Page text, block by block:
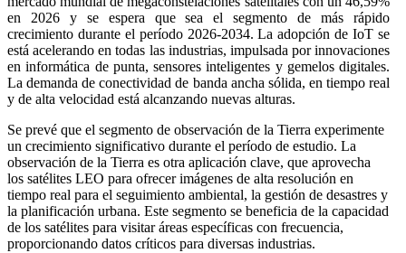
en 2026 y se espera que sea el segmento de más rápido
crecimiento durante el período 2026-2034. La adopción de IoT se
está acelerando en todas las industrias, impulsada por innovaciones
en informática de punta, sensores inteligentes y gemelos digitales.
La demanda de conectividad de banda ancha sólida, en tiempo real
y de alta velocidad está alcanzando nuevas alturas.
Se prevé que el segmento de observación de la Tierra experimente
un crecimiento significativo durante el período de estudio. La
observación de la Tierra es otra aplicación clave, que aprovecha
los satélites LEO para ofrecer imágenes de alta resolución en
tiempo real para el seguimiento ambiental, la gestión de desastres y
la planificación urbana. Este segmento se beneficia de la capacidad
de los satélites para visitar áreas específicas con frecuencia,
proporcionando datos críticos para diversas industrias.